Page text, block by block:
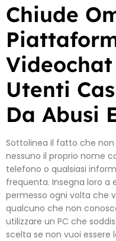
Chiude
Utenti
Da Abusi
Sottolinea il fatto che
nessuno il proprio nome
telefono o qualsiasi
frequenta. Insegna loro a
permesso ogni volta che
qualcuno che non
utilizzare un PC che
scelta se non vuoi